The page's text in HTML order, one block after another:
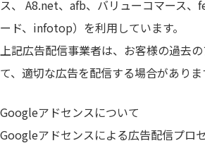
ス、 A8.net、afb、バリューコマース
ード、infotop）を利用しています。
上記広告配信事業者は、お客様の過去
て、適切な広告を配信する場合がありま
Googleアドセンスについて
Googleアドセンスによる広告配信プロ